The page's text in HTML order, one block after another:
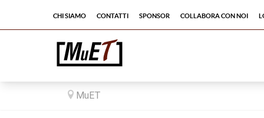
Chi siamo Contatti Sponsor Collabora con noi
MuET